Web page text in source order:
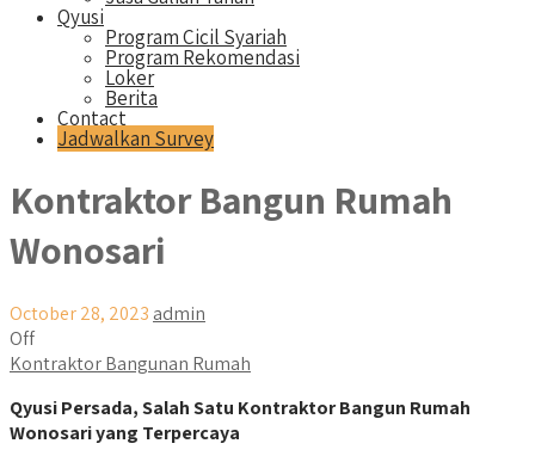
Qyusi
Program Cicil Syariah
Program Rekomendasi
Loker
Berita
Contact
Jadwalkan Survey
Kontraktor Bangun Rumah
Wonosari
October 28, 2023 admin
Off
Kontraktor Bangunan Rumah
Qyusi Persada, Salah Satu Kontraktor Bangun Rumah
Wonosari yang Terpercaya